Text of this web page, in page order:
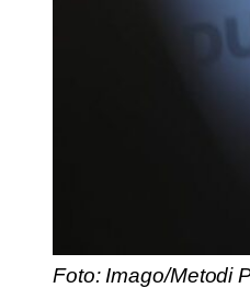
Foto: Imago/Metodi